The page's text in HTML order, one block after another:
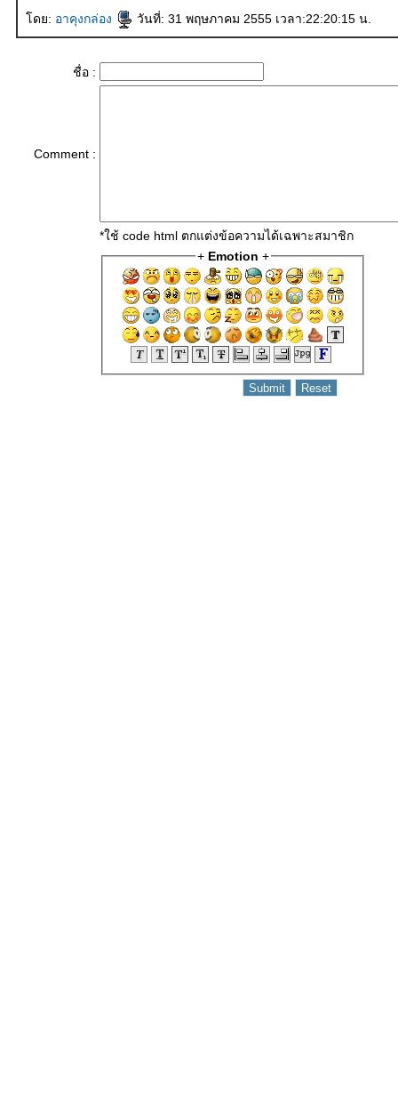
ดย: อาคุงกล่อง วันที่: 31 พฤษภาคม 2555 เวลา:22:20:15 น.
ชื่อ :
Comment :
*ใช้ code html ตกแต่งข้อความได้เฉพาะสมาชิก
+ Emotion +